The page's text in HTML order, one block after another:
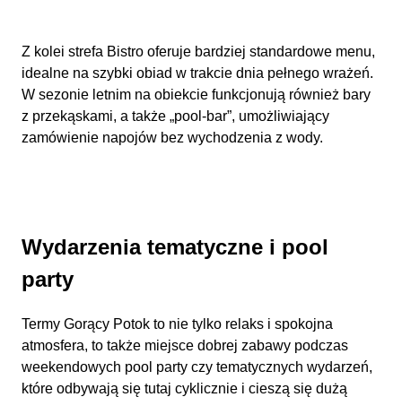
Z kolei strefa Bistro oferuje bardziej standardowe menu,
idealne na szybki obiad w trakcie dnia pełnego wrażeń.
W sezonie letnim na obiekcie funkcjonują również bary
z przekąskami, a także „pool-bar”, umożliwiający
zamówienie napojów bez wychodzenia z wody.
Wydarzenia tematyczne i pool
party
Termy Gorący Potok to nie tylko relaks i spokojna
atmosfera, to także miejsce dobrej zabawy podczas
weekendowych pool party czy tematycznych wydarzeń,
które odbywają się tutaj cyklicznie i cieszą się dużą